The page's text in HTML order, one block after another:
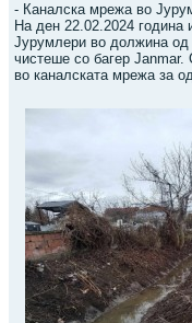
- Канaлска мрежа во
На ден 22.02.2024 година
Јурумлери во должина од
чистеше со багер
во каналската мрежа за